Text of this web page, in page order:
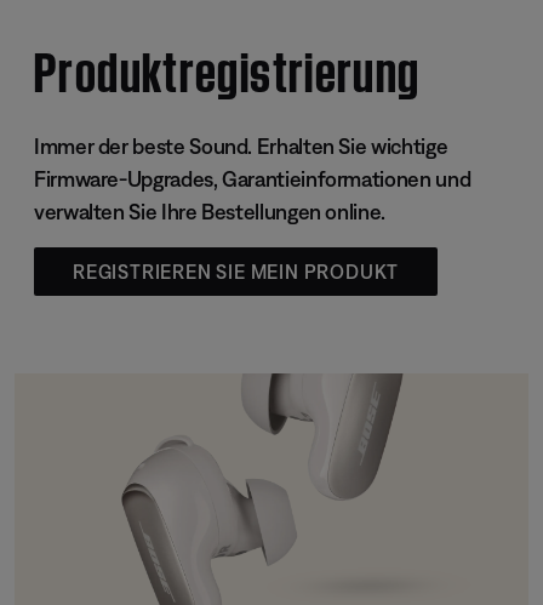
Produktregistrierung
Immer der beste Sound. Erhalten Sie wichtige
Firmware-Upgrades, Garantieinformationen und
verwalten Sie Ihre Bestellungen online.
REGISTRIEREN SIE MEIN PRODUKT